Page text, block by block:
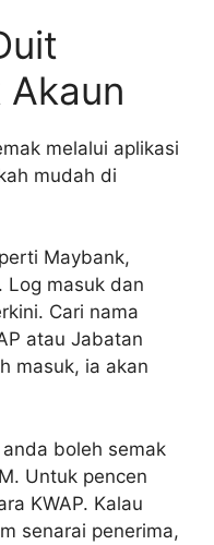
Akaun
melalui aplikasi
mudah di
Maybank,
Log masuk dan
Cari nama
atau Jabatan
masuk, ia akan
boleh semak
Untuk pencen
KWAP. Kalau
senarai penerima,